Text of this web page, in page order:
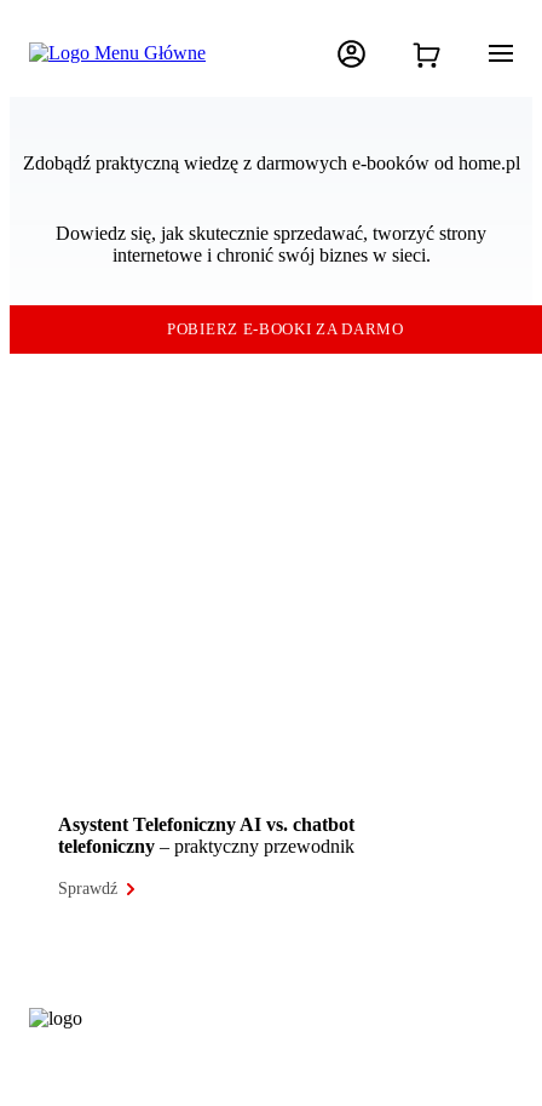
Zdobądź praktyczną wiedzę z darmowych e-booków od home.pl
Dowiedz się, jak skutecznie sprzedawać, tworzyć strony
internetowe i chronić swój biznes w sieci.
POBIERZ E-BOOKI ZA DARMO
Asystent Telefoniczny AI vs. chatbot
telefoniczny – praktyczny przewodnik
Sprawdź